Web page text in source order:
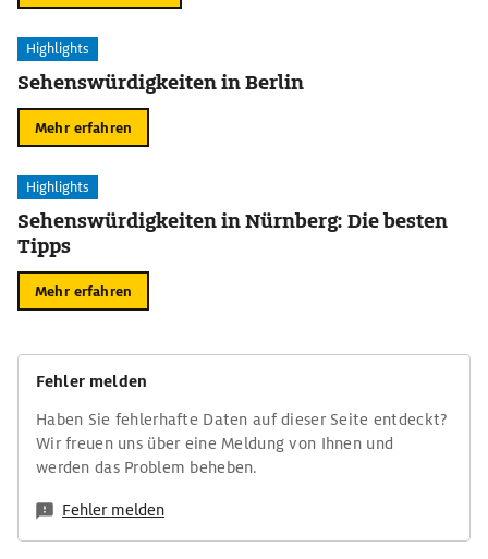
Highlights
Sehenswürdigkeiten in Berlin
Mehr erfahren
Highlights
Sehenswürdigkeiten in Nürnberg: Die besten
Tipps
Mehr erfahren
Fehler melden
Haben Sie fehlerhafte Daten auf dieser Seite entdeckt?
Wir freuen uns über eine Meldung von Ihnen und
werden das Problem beheben.
Fehler melden